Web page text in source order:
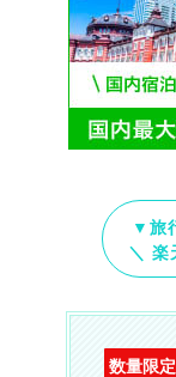
▼旅
＼ 楽
数量限